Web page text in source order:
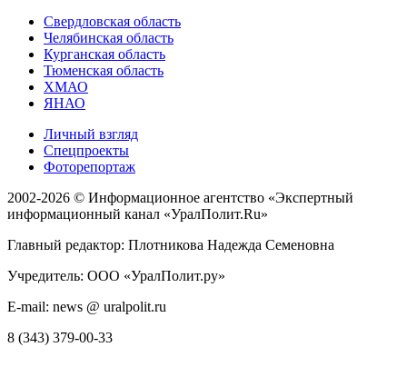
Свердловская область
Челябинская область
Курганская область
Тюменская область
ХМАО
ЯНАО
Личный взгляд
Спецпроекты
Фоторепортаж
2002-2026 © Информационное агентство «Экспертный
информационный канал «УралПолит.Ru»
Главный редактор: Плотникова Надежда Семеновна
Учредитель: ООО «УралПолит.ру»
E-mail: news @ uralpolit.ru
8 (343) 379-00-33